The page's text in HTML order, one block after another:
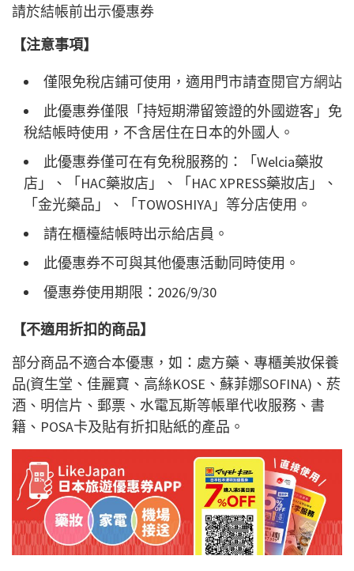
請於結帳前出示優惠券
【注意事項】
僅限免稅店鋪可使用，適用門市請查閱官方網站
此優惠券僅限「持短期滯留簽證的外國遊客」免
稅結帳時使用，不含居住在日本的外國人。
此優惠券僅可在有免稅服務的：「Welcia藥妝
店」、「HAC藥妝店」、「HAC XPRESS藥妝店」、
「金光藥品」、「TOWOSHIYA」等分店使用。
請在櫃檯結帳時出示給店員。
此優惠券不可與其他優惠活動同時使用。
優惠券使用期限：2026/9/30
【不適用折扣的商品】
部分商品不適合本優惠，如：處方藥、專櫃美妝保養
品(資生堂、佳麗寶、高絲KOSE、蘇菲娜SOFINA)、菸
酒、明信片、郵票、水電瓦斯等帳單代收服務、書
籍、POSA卡及貼有折扣貼紙的產品。